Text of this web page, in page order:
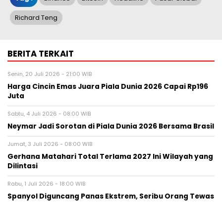
Richard Teng
BERITA TERKAIT
Senin, 20 Juli 2026 - 21:00 WIB
Harga Cincin Emas Juara Piala Dunia 2026 Capai Rp196
Juta
Sabtu, 4 Juli 2026 - 08:00 WIB
Neymar Jadi Sorotan di Piala Dunia 2026 Bersama Brasil
Jumat, 3 Juli 2026 - 08:00 WIB
Gerhana Matahari Total Terlama 2027 Ini Wilayah yang
Dilintasi
Rabu, 1 Juli 2026 - 18:00 WIB
Spanyol Diguncang Panas Ekstrem, Seribu Orang Tewas